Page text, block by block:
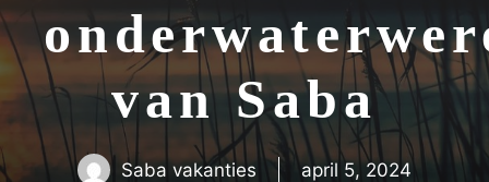
van Saba
Saba vakanties april 5, 2024